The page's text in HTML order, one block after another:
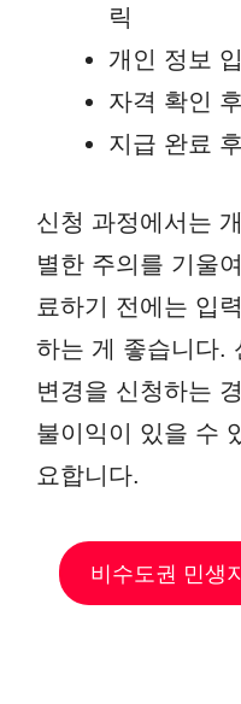
릭
개인 정보
자격 확인
지급 완료
신청 과정에서는
별한 주의를 기울
료하기 전에는 입
하는 게 좋습니다.
변경을 신청하는
불이익이 있을 수
요합니다.
비수도권 민생